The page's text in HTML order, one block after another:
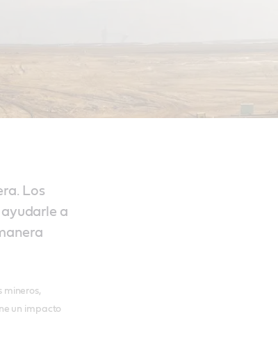
Los
a
mineros,
un impacto